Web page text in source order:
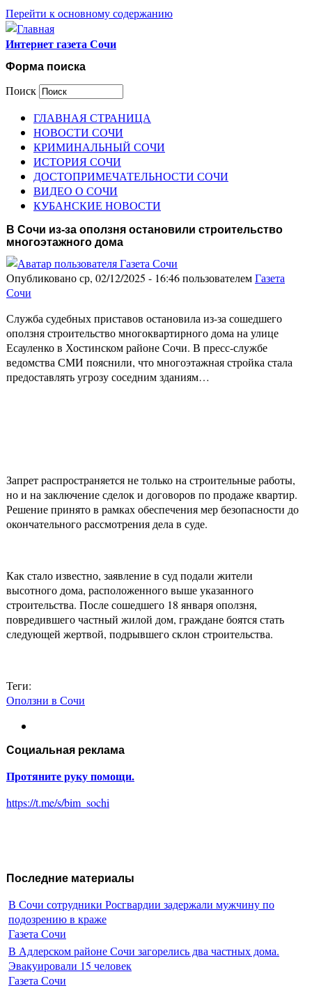
Перейти к основному содержанию
Интернет газета Сочи
Форма поиска
Поиск
ГЛАВНАЯ СТРАНИЦА
НОВОСТИ СОЧИ
КРИМИНАЛЬНЫЙ СОЧИ
ИСТОРИЯ СОЧИ
ДОСТОПРИМЕЧАТЕЛЬНОСТИ СОЧИ
ВИДЕО О СОЧИ
КУБАНСКИЕ НОВОСТИ
В Сочи из-за оползня остановили строительство
многоэтажного дома
Опубликовано ср, 02/12/2025 - 16:46 пользователемГазета
Сочи
Служба судебных приставов остановила из-за сошедшего
оползня строительство многоквартирного дома на улице
Есауленко в Хостинском районе Сочи. В пресс-службе
ведомства СМИ пояснили, что многоэтажная стройка стала
предоставлять угрозу соседним зданиям…
Запрет распространяется не только на строительные работы,
но и на заключение сделок и договоров по продаже квартир.
Решение принято в рамках обеспечения мер безопасности до
окончательного рассмотрения дела в суде.
Как стало известно, заявление в суд подали жители
высотного дома, расположенного выше указанного
строительства. После сошедшего 18 января оползня,
повредившего частный жилой дом, граждане боятся стать
следующей жертвой, подрывшего склон строительства.
Теги:
Оползни в Сочи
Социальная реклама
Протяните руку помощи.
https://t.me/s/bim_sochi
Последние материалы
В Сочи сотрудники Росгвардии задержали мужчину по
подозрению в краже
Газета Сочи
В Адлерском районе Сочи загорелись два частных дома.
Эвакуировали 15 человек
Газета Сочи